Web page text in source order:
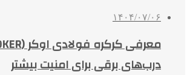
۱۴۰۴/۰۷/۰۶
درب‌های برقی برای امنیت بیشتر